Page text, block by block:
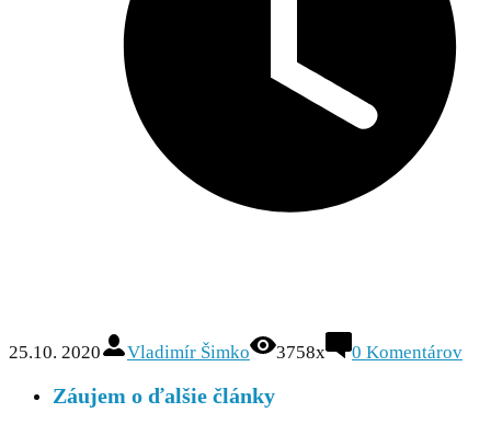
25.10. 2020 Vladimír Šimko 3758x 0 Komentárov
Záujem o ďalšie články